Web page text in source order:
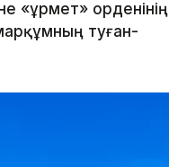
«Құрмет» орденінің
туған-